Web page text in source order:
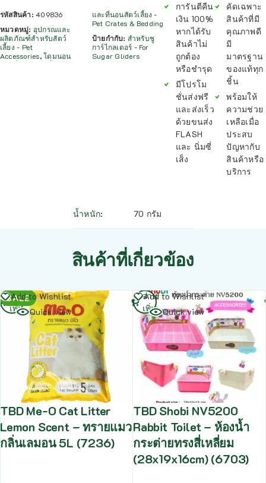
รหัสสินค้า:409836
หมวดหมู่: อุปกรณและ
ผลิตภัณฑ์สำหรับสัตว์
เลี้ยง - Pet
Accessories,โดมนอน
และที่นอนสัตว์เลี้ยง -
Pet Crates & Bedding
ป้ายกำกับ: สำหรับชู
การ์ไกลเดอร์ - For
Sugar Gliders
การันตีคืน
เงิน 100%
หากได้รับ
สินค้าไม่
ถูกต้อง
หรือชำรุด
มีโปรโม
ชั่นส่งฟรี
และส่งเร็ว
ด้วยขนส่ง
FLASH
และ นิ่มซี่
เส็ง
คัดเฉพาะ
สินค้าที่มี
คุณภาพดี
มี
มาตรฐาน
ของแท้ทุก
ชิ้น
พร้อมให้
ความช่วย
เหลือเมื่อ
ประสบ
ปัญหากับ
สินค้าหรือ
บริการ
น้ำหนัก 70 กรัม
สินค้าที่เกี่ยวข้อง
SALE
Add to Wishlist
Quick view
TBD Me-O Cat Litter
Lemon Scent – ทรายแมว
กลิ่นเลมอน 5L (7236)
อ่าน
เพิ่ม
Add to Wishlist
Quick view
TBD Shobi NV5200
Rabbit Toilet – ห้องน้ำ
กระต่ายทรงสี่เหลี่ยม
(28x19x16cm) (6703)
อ่าน
เพิ่ม